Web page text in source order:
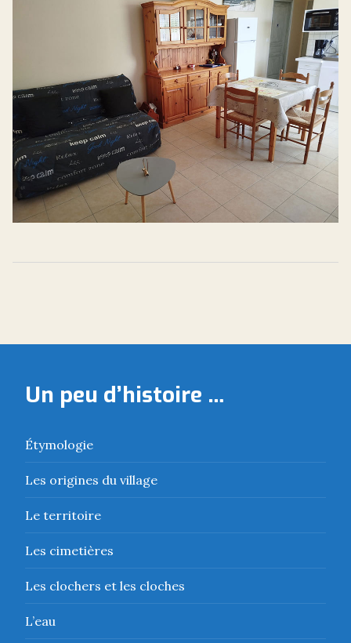
Un peu d’histoire …
Étymologie
Les origines du village
Le territoire
Les cimetières
Les clochers et les cloches
L’eau